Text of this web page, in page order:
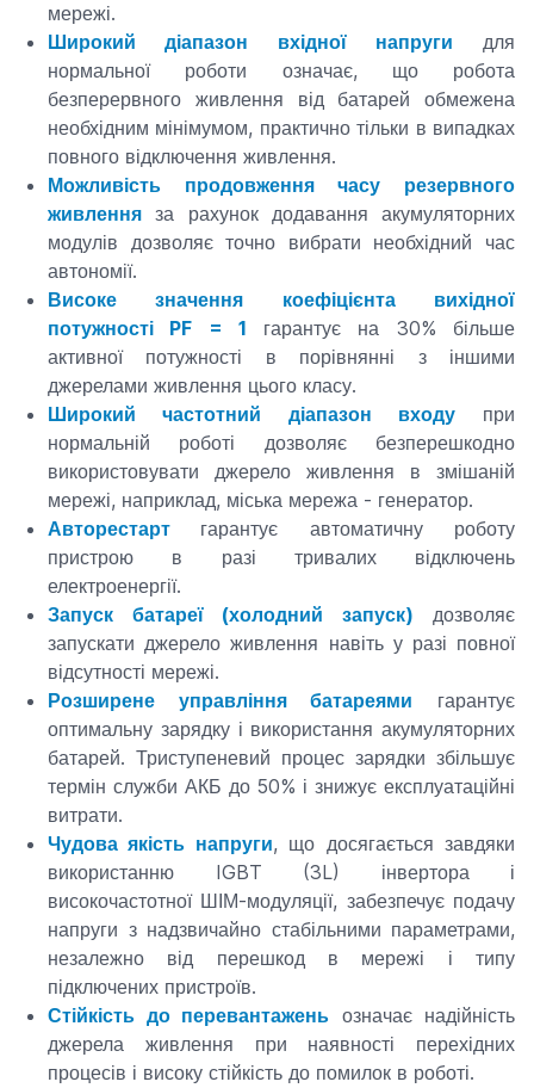
мережі.
Широкий діапазон вхідної напруги для
нормальної роботи означає, що робота
безперервного живлення від батарей обмежена
необхідним мінімумом, практично тільки в випадках
повного відключення живлення.
Можливість продовження часу резервного
живлення за рахунок додавання акумуляторних
модулів дозволяє точно вибрати необхідний час
автономії.
Високе значення коефіцієнта вихідної
потужності PF = 1 гарантує на 30% більше
активної потужності в порівнянні з іншими
джерелами живлення цього класу.
Широкий частотний діапазон входупри
нормальній роботі дозволяє безперешкодно
використовувати джерело живлення в змішаній
мережі, наприклад, міська мережа - генератор.
Авторестарт
гарантує автоматичну роботу
пристрою в разі тривалих відключень
електроенергії.
Запуск батареї (холодний запуск) дозволяє
запускати джерело живлення навіть у разі повної
відсутності мережі.
Розширене управління батареями гарантує
оптимальну зарядку і використання акумуляторних
батарей. Триступеневий процес зарядки збільшує
термін служби АКБ до 50% і знижує експлуатаційні
витрати.
Чудова якість напруги, що досягається завдяки
використанню IGBT (3L) інвертора і
високочастотної ШІМ-модуляції, забезпечує подачу
напруги з надзвичайно стабільними параметрами,
незалежно від перешкод в мережі і типу
підключених пристроїв.
Стійкість до перевантажень означає надійність
джерела живлення при наявності перехідних
процесів і високу стійкість до помилок в роботі.